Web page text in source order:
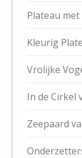
Plateau
Kleurig
Vrolijke
In de Cirkel
Zeepaard